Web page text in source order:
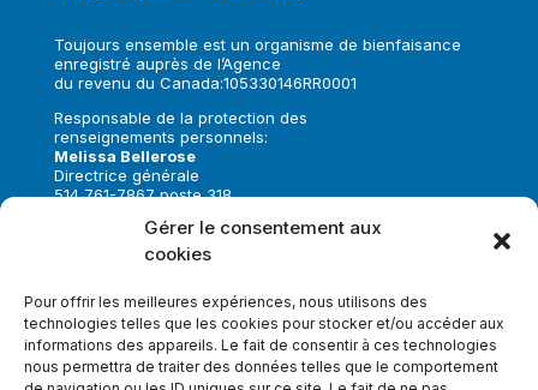
Gérer le consentement aux
cookies
Pour offrir les meilleures expériences, nous utilisons des
technologies telles que les cookies pour stocker et/ou accéder aux
informations des appareils. Le fait de consentir à ces technologies
nous permettra de traiter des données telles que le comportement
Toujours ensemble est un organisme de bienfaisance
enregistré auprès de l’Agence
du revenu du Canada:105330146RR0001
Responsable de la protection des
renseignements personnels:
Melissa Bellerose
Directrice générale
514 761-7867 poste 318